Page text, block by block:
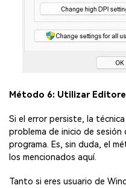
Método 6: Utilizar
Si el error persiste, la técnica
problema de inicio de
programa. Es, sin duda, el
los mencionados aquí.
Tanto si eres usuario de